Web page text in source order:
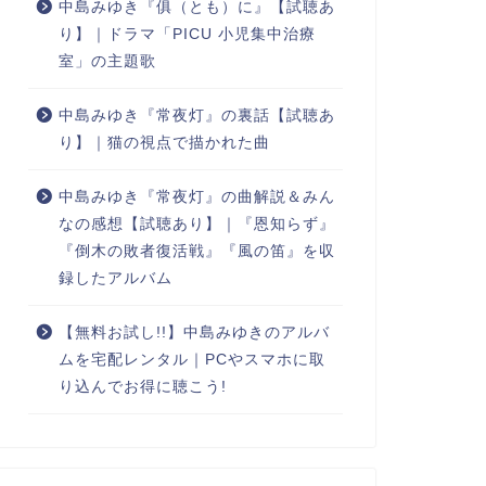
中島みゆき『俱（とも）に』【試聴あ
り】｜ドラマ「PICU 小児集中治療
室」の主題歌
中島みゆき『常夜灯』の裏話【試聴あ
り】｜猫の視点で描かれた曲
中島みゆき『常夜灯』の曲解説＆みん
なの感想【試聴あり】｜『恩知らず』
『倒木の敗者復活戦』『風の笛』を収
録したアルバム
【無料お試し!!】中島みゆきのアルバ
ムを宅配レンタル｜PCやスマホに取
り込んでお得に聴こう!